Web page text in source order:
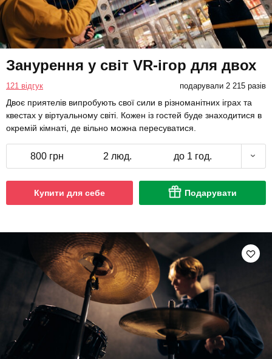
Занурення у світ VR-ігор для двох
121 відгук подарували 2 215 разів
Двоє приятелів випробують свої сили в різноманітних іграх та
квестах у віртуальному світі. Кожен із гостей буде знаходитися в
окремій кімнаті, де вільно можна пересуватися.
800 грн 2 люд. до 1 год.
Купити для себе Подарувати